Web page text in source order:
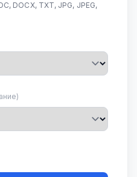
DOCX, TXT, JPG, JPEG,